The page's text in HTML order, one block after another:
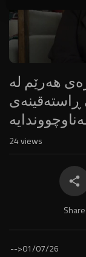
هەرێم لە
24views
Share
-->01/07/26